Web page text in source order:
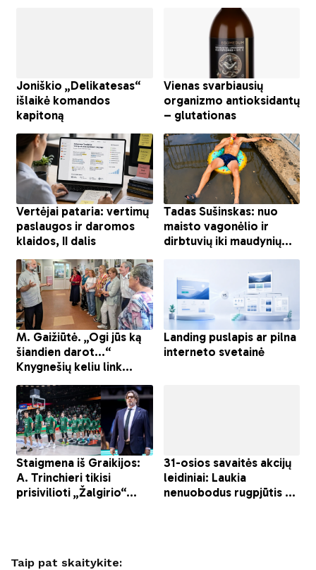
Taip pat skaitykite: